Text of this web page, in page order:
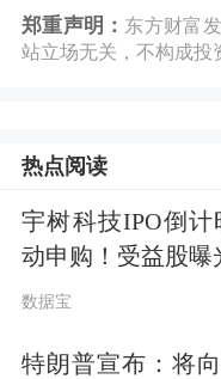
产业基础、电
门等推荐有条
家级零碳园区。
在重点任务方
优化园区产业
郑重声明： 东方财富
站立场无关，不构成投
热点阅读
宇树科技IPO倒
动申购！受益股曝
数据宝
特朗普宣布：将